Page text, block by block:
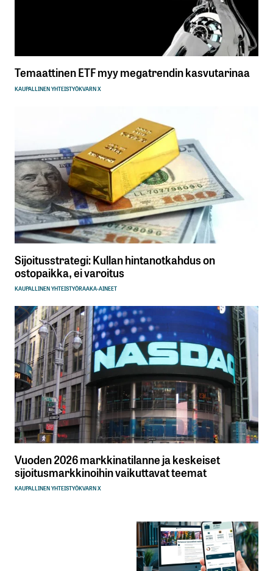
Temaattinen ETF myy megatrendin kasvutarinaa
KAUPALLINEN YHTEISTYÖKVARN X
Sijoitusstrategi: Kullan hintanotkahdus on
ostopaikka, ei varoitus
KAUPALLINEN YHTEISTYÖRAAKA-AINEET
Vuoden 2026 markkinatilanne ja keskeiset
sijoitusmarkkinoihin vaikuttavat teemat
KAUPALLINEN YHTEISTYÖKVARN X